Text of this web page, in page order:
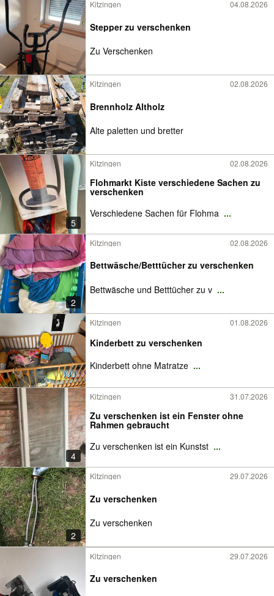
Kitzingen 04.08.2026
Stepper zu verschenken
Zu Verschenken
Kitzingen 02.08.2026
Brennholz Altholz
Alte paletten und bretter
5
Kitzingen 02.08.2026
Flohmarkt Kiste verschiedene Sachen zu
verschenken
Verschiedene Sachen für Flohma ...
2
Kitzingen 02.08.2026
Bettwäsche/Betttücher zu verschenken
Bettwäsche und Betttücher zu v ...
Kitzingen 01.08.2026
Kinderbett zu verschenken
Kinderbett ohne Matratze ...
4
Kitzingen 31.07.2026
Zu verschenken ist ein Fenster ohne
Rahmen gebraucht
Zu verschenken ist ein Kunstst ...
2
Kitzingen 29.07.2026
Zu verschenken
Zu verschenken
Kitzingen 29.07.2026
Zu verschenken